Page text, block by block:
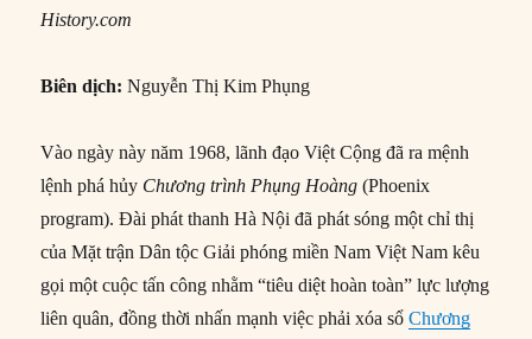
History.com
Biên dịch: Nguyễn Thị Kim Phụng
Vào ngày này năm 1968, lãnh đạo Việt Cộng đã ra mệnh
lệnh phá hủy Chương trình Phụng Hoàng (Phoenix
program). Đài phát thanh Hà Nội đã phát sóng một chỉ thị
của Mặt trận Dân tộc Giải phóng miền Nam Việt Nam kêu
gọi một cuộc tấn công nhằm “tiêu diệt hoàn toàn” lực lượng
liên quân, đồng thời nhấn mạnh việc phải xóa sổChương